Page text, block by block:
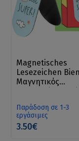
Magnetisches
Lesezeichen
Μαγνητικός
Παράδοση σε 1-3
εργάσιμες
3.50€